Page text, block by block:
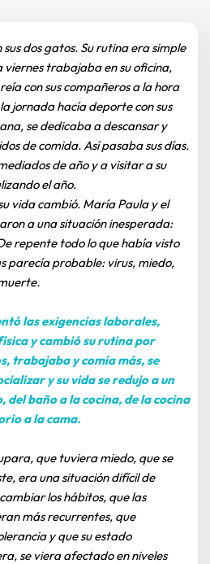
dos gatos. Su rutina era simple
viernes trabajaba en su oficina,
con sus compañeros a la hora
jornada hacía deporte con sus
se dedicaba a descansar y
de comida. Así pasaba sus días.
de año y a visitar a su
el año.
vida cambió. María Paula y el
a una situación inesperada:
repente todo lo que había visto
parecía probable: virus, miedo,
las exigencias laborales,
y cambió su rutina por
trabajaba y comía más, se
y su vida se redujo a un
del baño a la cocina, de la cocina
a la cama.
que tuviera miedo, que se
era una situación difícil de
los hábitos, que las
más recurrentes, que
y que su estado
se viera afectado en niveles